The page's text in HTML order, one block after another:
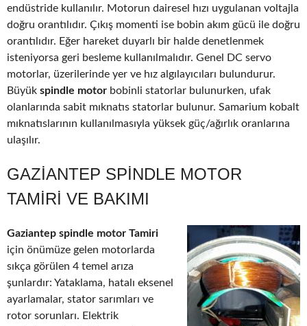
endüstride kullanılır. Motorun dairesel hızı uygulanan voltajla
doğru orantılıdır. Çıkış momenti ise bobin akım gücü ile doğru
orantılıdır. Eğer hareket duyarlı bir halde denetlenmek
isteniyorsa geri besleme kullanılmalıdır. Genel DC servo
motorlar, üzerilerinde yer ve hız algılayıcıları bulundurur.
Büyük spindle motor bobinli statorlar bulunurken, ufak
olanlarında sabit mıknatıs statorlar bulunur. Samarium kobalt
mıknatıslarının kullanılmasıyla yüksek güç/ağırlık oranlarına
ulaşılır.
GAZIANTEP SPINDLE MOTOR
TAMIRI VE BAKIMI
Gaziantep spindle motor Tamiri
için önümüze gelen motorlarda
sıkça görülen 4 temel arıza
şunlardır: Yataklama, hatalı eksenel
ayarlamalar, stator sarımları ve
rotor sorunları. Elektrik